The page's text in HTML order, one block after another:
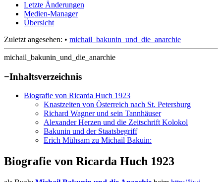
Letzte Änderungen
Medien-Manager
Übersicht
Zuletzt angesehen: • michail_bakunin_und_die_anarchie
michail_bakunin_und_die_anarchie
−Inhaltsverzeichnis
Biografie von Ricarda Huch 1923
Knastzeiten von Österreich nach St. Petersburg
Richard Wagner und sein Tannhäuser
Alexander Herzen und die Zeitschrift Kolokol
Bakunin und der Staatsbegriff
Erich Mühsam zu Michail Bakuin:
Biografie von Ricarda Huch 1923